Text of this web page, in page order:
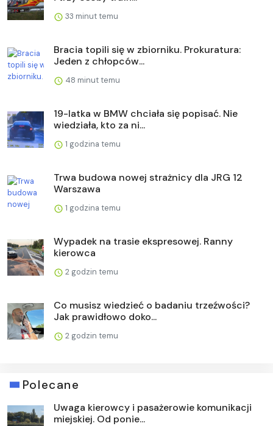
33 minut temu
Bracia topili się w zbiorniku. Prokuratura:
Jeden z chłopców...
48 minut temu
19-latka w BMW chciała się popisać. Nie
wiedziała, kto za ni...
1 godzina temu
Trwa budowa nowej strażnicy dla JRG 12
Warszawa
1 godzina temu
Wypadek na trasie ekspresowej. Ranny
kierowca
2 godzin temu
Co musisz wiedzieć o badaniu trzeźwości?
Jak prawidłowo doko...
2 godzin temu
Polecane
Uwaga kierowcy i pasażerowie komunikacji
miejskiej. Od ponie...